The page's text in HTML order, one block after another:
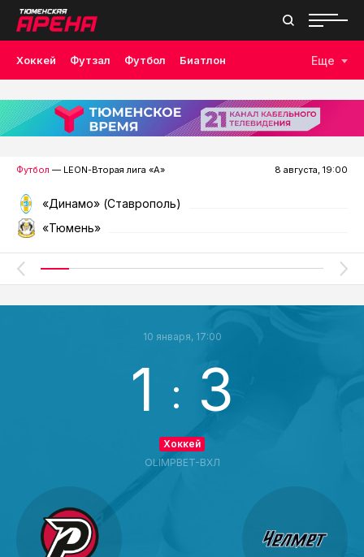
Хоккей Футзал Футбол Биатлон
Лыжные гонки Волейбол Плавание Дзюдо
Скалолазание Велоспорт Бокс
Еще
Футбол — LEON-Вторая лига «А» 8 августа, 19:00
«Динамо» (Ставрополь)
«Тюмень»
10 января, 17:00
1 : 3
Хоккей
OLIMPBET-ВХЛ